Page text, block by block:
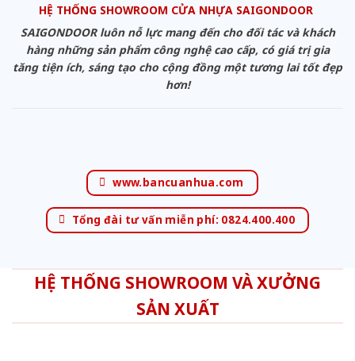
HỆ THỐNG SHOWROOM CỬA NHỰA SAIGONDOOR
SAIGONDOOR luôn nỗ lực mang đến cho đối tác và khách
hàng những sản phẩm công nghệ cao cấp, có giá trị gia
tăng tiện ích, sáng tạo cho cộng đồng một tương lai tốt đẹp
hơn!
www.bancuanhua.com
Tổng đài tư vấn miễn phí: 0824.400.400
HỆ THỐNG SHOWROOM VÀ XƯỞNG
SẢN XUẤT